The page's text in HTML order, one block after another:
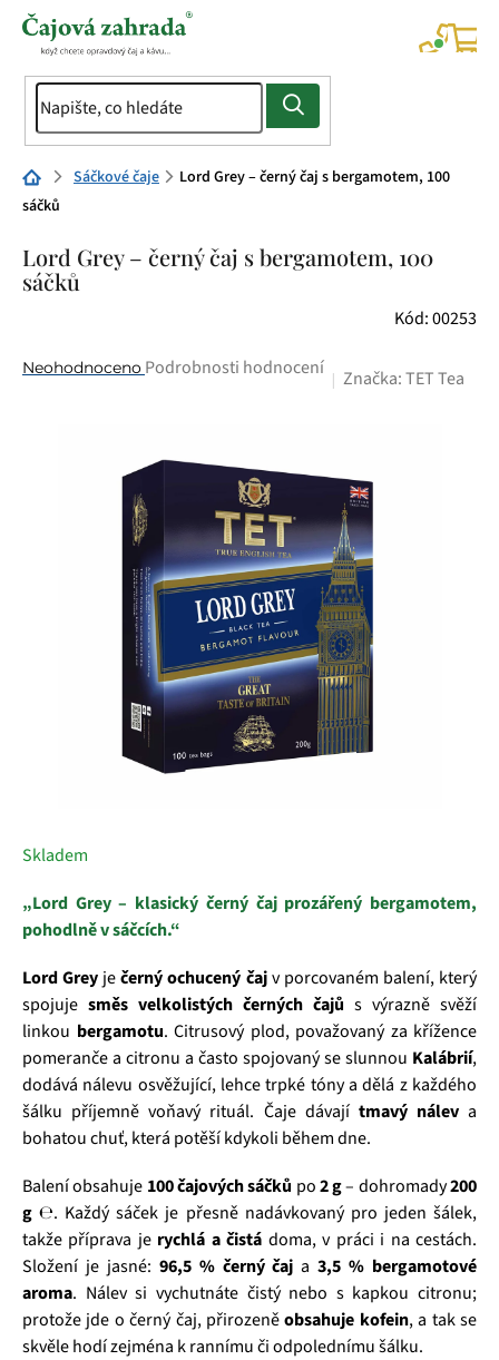
Přejít
Domů Sáčkové čaje
Lord Grey – černý čaj s bergamotem, 100
sáčků
Lord Grey – černý čaj s bergamotem, 100
sáčků
Kód:00253
Průměrné
Neohodnoceno Podrobnosti hodnocení Značka:TET Tea
Skladem
„Lord Grey – klasický černý čaj prozářený bergamotem,
pohodlně v sáčcích.“
Lord Grey ječerný ochucený čajv porcovaném balení, který
spojuje směs velkolistých černých čajů s výrazně svěží
linkou bergamotu. Citrusový plod, považovaný za křížence
pomeranče a citronu a často spojovaný se slunnou Kalábrií,
dodává nálevu osvěžující, lehce trpké tóny a dělá z každého
šálku příjemně voňavý rituál. Čaje dávají tmavý náleva
bohatou chuť, která potěší kdykoli během dne.
Balení obsahuje 100 čajových sáčků po2 g– dohromady200
g ℮. Každý sáček je přesně nadávkovaný pro jeden šálek,
takže příprava je rychlá a čistá doma, v práci i na cestách.
Složení je jasné: 96,5 % černý čaj a3,5 % bergamotové
aroma. Nálev si vychutnáte čistý nebo s kapkou citronu;
protože jde o černý čaj, přirozeněobsahuje kofein, a tak se
skvěle hodí zejména k rannímu či odpolednímu šálku.